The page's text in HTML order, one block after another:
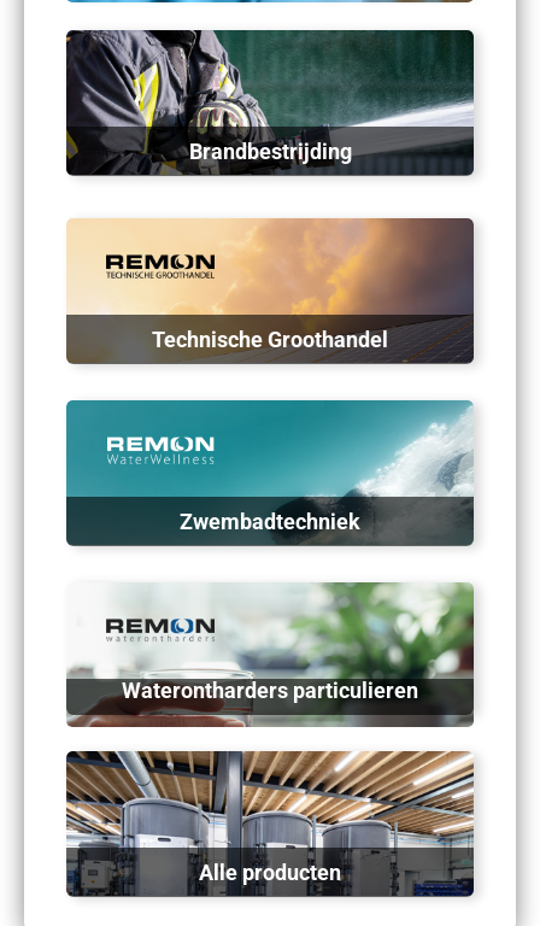
Brandbestrijding
Technische Groothandel
Zwembadtechniek
Waterontharders particulieren
Alle producten